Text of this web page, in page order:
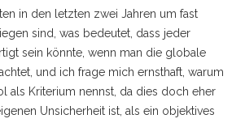
in den letzten zwei Jahren um fast
sind, was bedeutet, dass jeder
sein könnte, wenn man die globale
und ich frage mich ernsthaft, warum
als Kriterium nennst, da dies doch eher
Unsicherheit ist, als ein objektives